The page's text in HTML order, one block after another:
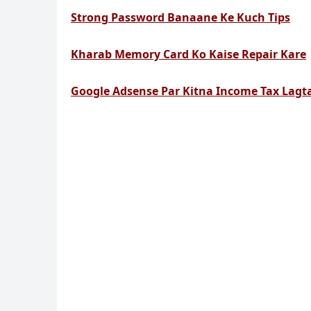
Strong Password Banaane Ke Kuch Tips
Kharab Memory Card Ko Kaise Repair Kare
Google Adsense Par Kitna Income Tax